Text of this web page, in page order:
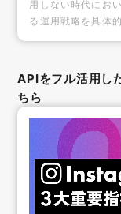
用しない時代にお
る運用戦略を具体
APIをフル活用し
ちら